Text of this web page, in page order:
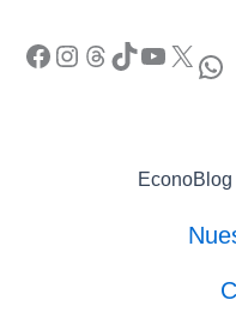
Facebook Instagram Threads TikTok YouTube X WhatsApp